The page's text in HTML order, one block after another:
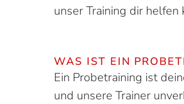
unser Training dir
WAS IST EIN
Ein Probetraining ist
und unsere Trainer